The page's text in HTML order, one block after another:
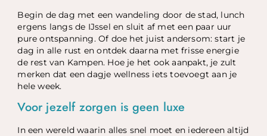
Begin de dag met een wandeling door de stad, lunch
ergens langs de IJssel en sluit af met een paar uur
pure ontspanning. Of doe het juist andersom: start je
dag in alle rust en ontdek daarna met frisse energie
de rest van Kampen. Hoe je het ook aanpakt, je zult
merken dat een dagje wellness iets toevoegt aan je
hele week.
Voor jezelf zorgen is geen luxe
In een wereld waarin alles snel moet en iedereen altijd